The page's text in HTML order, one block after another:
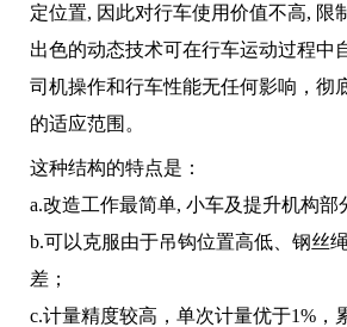
定位置, 因此对行车使用价值不高, 限
出色的动态技术可在行车运动过程中
司机操作和行车性能无任何影响，彻
的适应范围。
这种结构的特点是：
a.改造工作最简单, 小车及提升机构部
b.可以克服由于吊钩位置高低、钢丝
差；
c.计量精度较高，单次计量优于1%，